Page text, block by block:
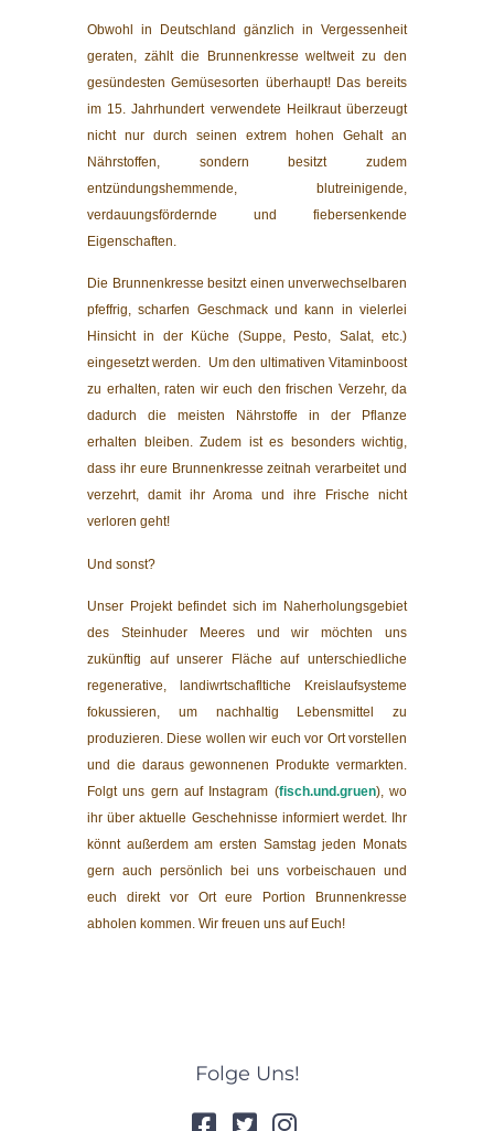
Obwohl in Deutschland gänzlich in Vergessenheit
geraten, zählt die Brunnenkresse weltweit zu den
gesündesten Gemüsesorten überhaupt! Das bereits
im 15. Jahrhundert verwendete Heilkraut überzeugt
nicht nur durch seinen extrem hohen Gehalt an
Nährstoffen, sondern besitzt zudem
entzündungshemmende, blutreinigende,
verdauungsfördernde und fiebersenkende
Eigenschaften.
Die Brunnenkresse besitzt einen unverwechselbaren
pfeffrig, scharfen Geschmack und kann in vielerlei
Hinsicht in der Küche (Suppe, Pesto, Salat, etc.)
eingesetzt werden. Um den ultimativen Vitaminboost
zu erhalten, raten wir euch den frischen Verzehr, da
dadurch die meisten Nährstoffe in der Pflanze
erhalten bleiben. Zudem ist es besonders wichtig,
dass ihr eure Brunnenkresse zeitnah verarbeitet und
verzehrt, damit ihr Aroma und ihre Frische nicht
verloren geht!
Und sonst?
Unser Projekt befindet sich im Naherholungsgebiet
des Steinhuder Meeres und wir möchten uns
zukünftig auf unserer Fläche auf unterschiedliche
regenerative, landiwrtschafltiche Kreislaufsysteme
fokussieren, um nachhaltig Lebensmittel zu
produzieren. Diese wollen wir euch vor Ort vorstellen
und die daraus gewonnenen Produkte vermarkten.
Folgt uns gern auf Instagram (fisch.und.gruen), wo
ihr über aktuelle Geschehnisse informiert werdet. Ihr
könnt außerdem am ersten Samstag jeden Monats
gern auch persönlich bei uns vorbeischauen und
euch direkt vor Ort eure Portion Brunnenkresse
abholen kommen. Wir freuen uns auf Euch!
Folge Uns!